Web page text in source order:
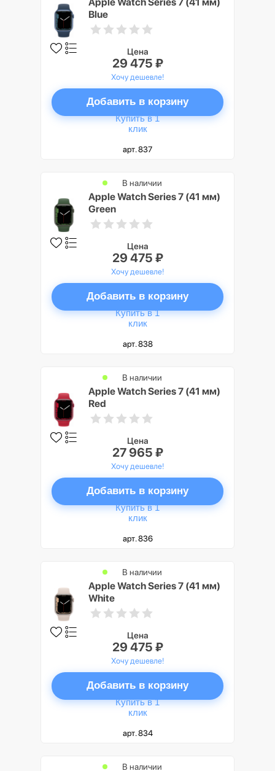
Blue
Цена
29 475 ₽
Хочу дешевле!
Добавить в корзину
Купить в 1
клик
арт. 837
Apple Watch Series 7 (41 мм)
Green
В наличии
Цена
29 475 ₽
Хочу дешевле!
Добавить в корзину
Купить в 1
клик
арт. 838
Apple Watch Series 7 (41 мм)
Red
В наличии
Цена
27 965 ₽
Хочу дешевле!
Добавить в корзину
Купить в 1
клик
арт. 836
Apple Watch Series 7 (41 мм)
White
В наличии
Цена
29 475 ₽
Хочу дешевле!
Добавить в корзину
Купить в 1
клик
арт. 834
В наличии